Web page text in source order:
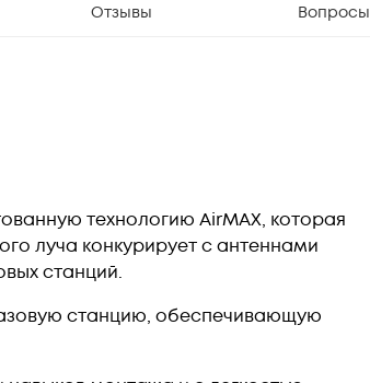
Отзывы Вопросы
технологию AirMAX, которая
луча конкурирует с антеннами
станций.
станцию, обеспечивающую